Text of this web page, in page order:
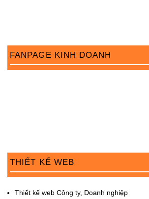
i
o
FANPAGE KINH DOANH
THIẾT KẾ WEB
Thiết kế web Công ty, Doanh nghiệp